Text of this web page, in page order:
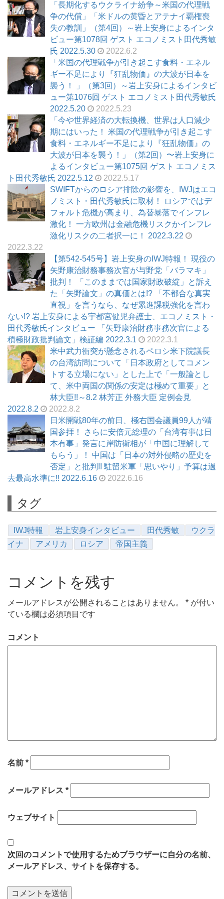
「長期化するウクライナ紛争～米国の代理戦
争の代償」「米ドルの黄昏とアテナイ覇権喪
失の教訓」（第4回）～岩上安身によるインタ
ビュー第1078回 ゲスト エコノミスト田代秀敏
氏 2022.5.30
2022.6.2
「米国の代理戦争が引き起こす食料・エネル
ギー不足により『狂乱物価』の大波が日本を
襲う！ 」（第3回）～岩上安身によるインタビ
ュー第1076回 ゲスト エコノミスト田代秀敏氏
2022.5.20
2022.5.23
「今や世界経済の大転換機、世界は人口減少
期にはいった！ 米国の代理戦争が引き起こす
食料・エネルギー不足により『狂乱物価』の
大波が日本を襲う！」（第2回）〜岩上安身に
よるインタビュー第1075回 ゲスト エコノミス
ト田代秀敏氏 2022.5.12
2022.5.17
SWIFTからのロシア排除の影響を、IWJはエコ
ノミスト・田代秀敏氏に取材！ ロシアではデ
フォルト危機が高まり、為替暴落でインフレ
激化！ 一方欧州は金融危機リスクかインフレ
激化リスクの二者択一に！ 2022.3.22
2022.3.22
【第542-545号】岩上安身のIWJ特報！ 現役の
矢野康治財務事務次官が与野党「バラマキ」
批判！ 「このままでは国家財政破綻」と訴え
た「矢野論文」の真価とは!? 「不都合な真実
直視」を言うなら、なぜ累進課税強化を言わ
ない!? 岩上安身による宇都宮健児弁護士、エコノミスト・
田代秀敏氏インタビュー 「矢野康治財務事務次官による
積極財政批判論文」検証編 2022.3.1
2022.3.1
米中武力衝突が懸念されるペロシ米下院議長
の台湾訪問について「日本政府としてコメン
トする立場にない」とした上で「一般論とし
て、米中両国の関係の安定は極めて重要」と
林大臣!!～8.2 林芳正 外務大臣 定例会見
2022.8.2
2022.8.2
日米開戦80年の前日、極右国会議員99人が靖
国参拝！ さらに安倍元総理の「台湾有事は日
本有事」発言に岸防衛相が「中国に理解して
もらう」！ 中国は「日本の対外侵略の歴史を
否定」と批判!! 駐留米軍「思いやり」予算は過
去最高水準に!! 2022.6.16
2022.6.16
タグ
IWJ特報 岩上安身インタビュー 田代秀敏
ウクラ
イナ
アメリカ ロシア 帝国主義
コメントを残す
メールアドレスが公開されることはありません。 * が付い
ている欄は必須項目です
コメント
名前 *
メールアドレス *
ウェブサイト
次回のコメントで使用するためブラウザーに自分の名前、
メールアドレス、サイトを保存する。